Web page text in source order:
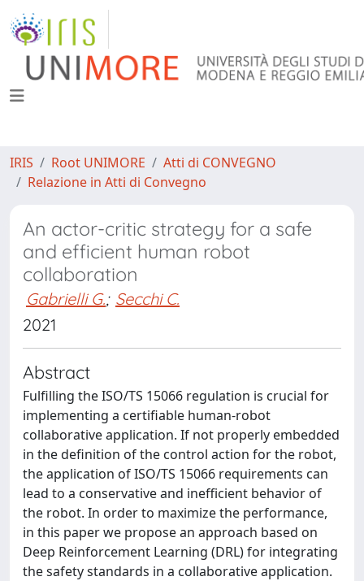
IRIS Root UNIMORE
Atti di CONVEGNO
Relazione in Atti di Convegno
An actor-critic strategy for a safe
and efficient human robot
collaboration
Gabrielli G.; Secchi C.
2021
Abstract
Fulfilling the ISO/TS 15066 regulation is crucial for
implementing a certifiable human-robot
collaborative application. If not properly embedded
in the definition of the control action for the robot,
the application of ISO/TS 15066 requirements can
lead to a conservative and inefficient behavior of
the robot. In order to maximize the performance,
in this paper we propose an approach based on
Deep Reinforcement Learning (DRL) for integrating
the safety standards in a collaborative application.